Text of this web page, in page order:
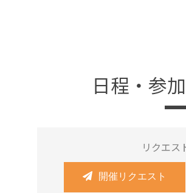
日程・参
リクエス
開催リクエスト